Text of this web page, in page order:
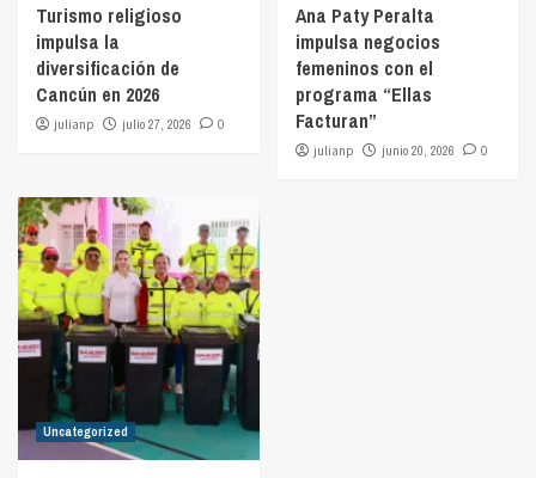
Turismo religioso
impulsa la
diversificación de
Cancún en 2026
julianp julio 27, 2026 0
Ana Paty Peralta
impulsa negocios
femeninos con el
programa “Ellas
Facturan”
julianp junio 20, 2026 0
Uncategorized